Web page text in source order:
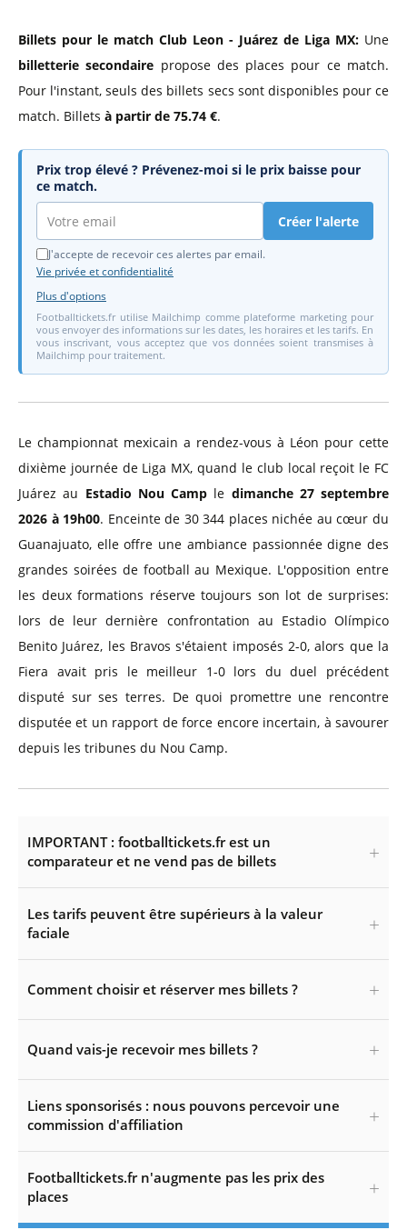
Billets pour le match Club Leon - Juárez de Liga MX: Une
billetterie secondaire propose des places pour ce match.
Pour l'instant, seuls des billets secs sont disponibles pour ce
match. Billets à partir de 75.74 €.
Prix trop élevé ? Prévenez-moi si le prix baisse pour
ce match.
Créer l'alerte
J'accepte de recevoir ces alertes par email.
Vie privée et confidentialité
Plus d'options
Footballtickets.fr utilise Mailchimp comme plateforme marketing pour
vous envoyer des informations sur les dates, les horaires et les tarifs. En
vous inscrivant, vous acceptez que vos données soient transmises à
Mailchimp pour traitement.
Le championnat mexicain a rendez-vous à Léon pour cette
dixième journée de Liga MX, quand le club local reçoit le FC
Juárez au Estadio Nou Camp le dimanche 27 septembre
2026 à 19h00. Enceinte de 30 344 places nichée au cœur du
Guanajuato, elle offre une ambiance passionnée digne des
grandes soirées de football au Mexique. L'opposition entre
les deux formations réserve toujours son lot de surprises:
lors de leur dernière confrontation au Estadio Olímpico
Benito Juárez, les Bravos s'étaient imposés 2-0, alors que la
Fiera avait pris le meilleur 1-0 lors du duel précédent
disputé sur ses terres. De quoi promettre une rencontre
disputée et un rapport de force encore incertain, à savourer
depuis les tribunes du Nou Camp.
IMPORTANT : footballtickets.fr est un
comparateur et ne vend pas de billets
Les tarifs peuvent être supérieurs à la valeur
faciale
Comment choisir et réserver mes billets ?
Quand vais-je recevoir mes billets ?
Liens sponsorisés : nous pouvons percevoir une
commission d'affiliation
Footballtickets.fr n'augmente pas les prix des
places